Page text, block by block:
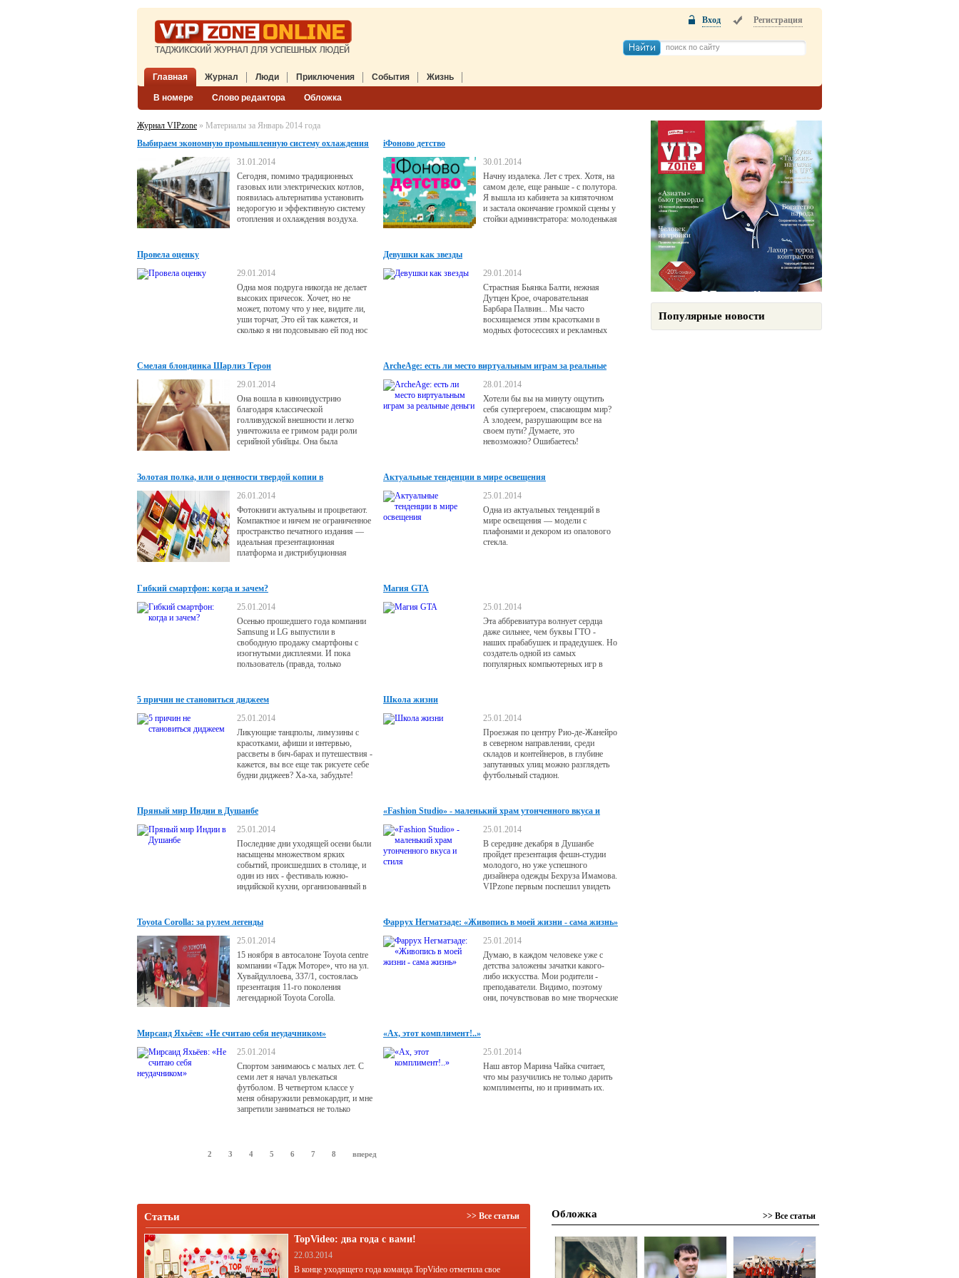
Главная Журнал
В номере Слово редактора Обложка
Люди Приключения События Жизнь
Вход Регистрация
Журнал VIPzone » Материалы за Январь 2014 года
Выбираем экономную промышленную систему охлаждения
31.01.2014
Сегодня, помимо традиционных
газовых или электрических котлов,
появилась альтернатива установить
недорогую и эффективную систему
отопления и охлаждения воздуха.
iФоново детство
30.01.2014
Начну издалека. Лет с трех. Хотя, на
самом деле, еще раньше - с полутора.
Я вышла из кабинета за кипяточном
и застала окончание громкой сцены у
стойки администратора: молоденькая
сказала, он мне самой нужен!»
Девочке чуть больше года, но орет
она громко и выразительно: «Играть
дай!
Провела оценку
29.01.2014
Одна моя подруга никогда не делает
высоких причесок. Хочет, но не
может, потому что у нее, видите ли,
уши торчат, Это ей так кажется, и
сколько я ни подсовываю ей под нос
отказывается собирать волосы в
хвост.
Девушки как звезды
29.01.2014
Страстная Бьянка Балти, нежная
Дутцен Крое, очаровательная
Барбара Палвин... Мы часто
восхищаемся этим красотками в
модных фотосессиях и рекламных
Смелая блондинка Шарлиз Терон
29.01.2014
Она вошла в киноиндустрию
благодаря классической
голливудской внешности и легко
уничтожила ее гримом ради роли
серийной убийцы. Она была
ArcheAge: есть ли место виртуальным играм за реальные
28.01.2014
Хотели бы вы на минуту ощутить
себя супергероем, спасающим мир?
А злодеем, разрушающим все на
своем пути? Думаете, это
невозможно? Ошибаетесь!
Золотая полка, или о ценности твердой копии в
26.01.2014
Фотокниги актуальны и процветают.
Компактное и ничем не ограниченное
пространство печатного издания —
идеальная презентационная
платформа и дистрибуционная
Актуальные тенденции в мире освещения
25.01.2014
Одна из актуальных тенденций в
мире освещения — модели с
плафонами и декором из опалового
стекла.
Гибкий смартфон: когда и зачем?
25.01.2014
Осенью прошедшего года компании
Samsung и LG выпустили в
свободную продажу смартфоны с
изогнутыми дисплеями. И пока
пользователь (правда, только
производители ищут технологии.
Которые позволили вы сделать
смартфоны и планшетные
компьютеры не просто изогнутыми, а
по-настоящему гибкими. Свернуть
телефон в трубочку или сложить в
четыре раза,
Магия GTA
25.01.2014
Эта аббревиатура волнует сердца
даже сильнее, чем буквы ГТО -
наших прабабушек и прадедушек. Но
создатель одной из самых
популярных компьютерных игр в
5 причин не становиться диджеем
25.01.2014
Ликующие танцполы, лимузины с
красотками, афиши и интервью,
рассветы в бич-барах и путешествия -
кажется, вы все еще так рисуете себе
будни диджеев? Ха-ха, забудьте!
Школа жизни
25.01.2014
Проезжая по центру Рио-де-Жанейро
в северном направлении, среди
складов и контейнеров, в глубине
запутанных улиц можно разглядеть
футбольный стадион.
Пряный мир Индии в Душанбе
25.01.2014
Последние дни уходящей осени были
насыщены множеством ярких
событий, происшедших в столице, и
один из них - фестиваль южно-
индийской кухни, организованный в
«Fashion Studio» - маленький храм утонченного вкуса и
25.01.2014
В середине декабря в Душанбе
пройдет презентация фешн-студии
молодого, но уже успешного
дизайнера одежды Бехруза Имамова.
VIPzone первым поспешил увидеть
Toyota Corolla: за рулем легенды
25.01.2014
15 ноября в автосалоне Toyota centre
компании «Тадж Моторе», что на ул.
Хувайдуллоева, 337/1, состоялась
презентация 11-го поколения
легендарной Toyota Corolla.
Фаррух Негматзаде: «Живопись в моей жизни - сама жизнь»
25.01.2014
Думаю, в каждом человеке уже с
детства заложены зачатки какого-
либо искусства. Мои родители -
преподаватели. Видимо, поэтому
они, почувствовав во мне творческие
Мирсаид Яхьёев: «Не считаю себя неудачником»
25.01.2014
Спортом занимаюсь с малых лет. С
семи лет я начал увлекаться
футболом. В четвертом классе у
меня обнаружили ревмокардит, и мне
запретили заниматься не только
«Ах, этот комплимент!..»
25.01.2014
Наш автор Марина Чайка считает,
что мы разучились не только дарить
комплименты, но и принимать их.
2 3 4 5 6 7 8 вперед
Популярные новости
Статьи >> Все статьи
TopVideo: два года с вами!
22.03.2014
В конце уходящего года команда TopVideo отметила свое
Обложка >> Все статьи